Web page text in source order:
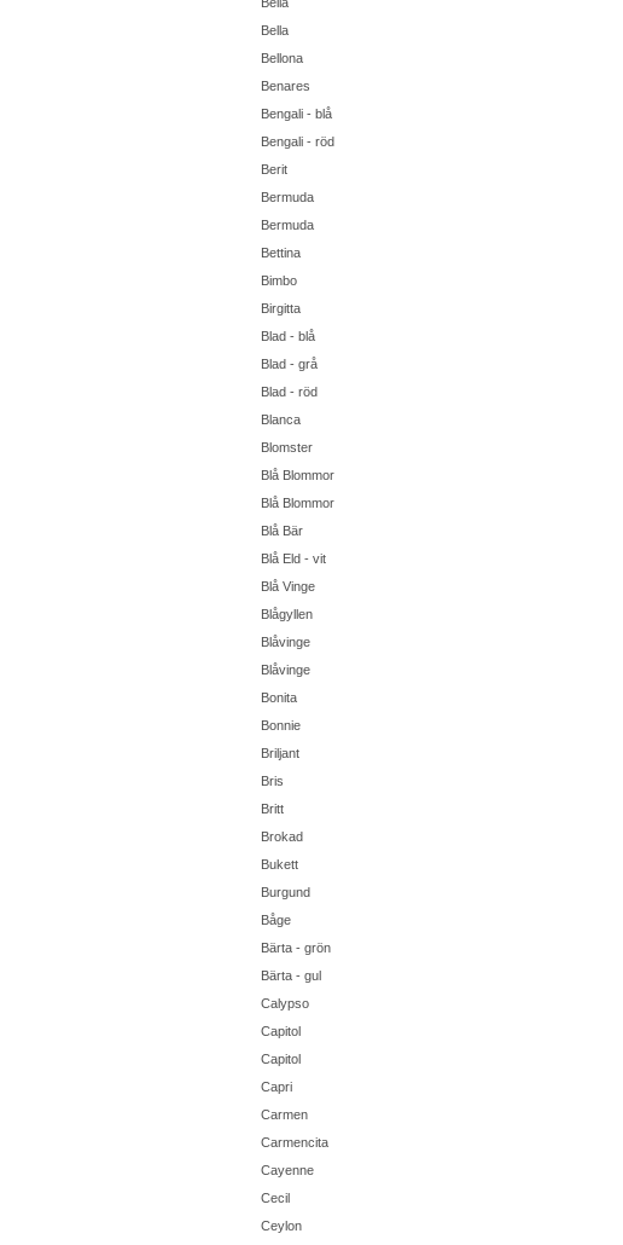
Bella
Bellona
Benares
Bengali - blå
Bengali - röd
Berit
Bermuda
Bermuda
Bettina
Bimbo
Birgitta
Blad - blå
Blad - grå
Blad - röd
Blanca
Blomster
Blå Blommor
Blå Blommor
Blå Bär
Blå Eld - vit
Blå Vinge
Blågyllen
Blåvinge
Blåvinge
Bonita
Bonnie
Briljant
Bris
Britt
Brokad
Bukett
Burgund
Båge
Bärta - grön
Bärta - gul
Calypso
Capitol
Capitol
Capri
Carmen
Carmencita
Cayenne
Cecil
Ceylon